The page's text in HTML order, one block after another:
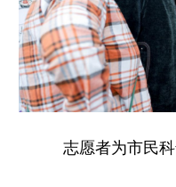
志愿者为市民